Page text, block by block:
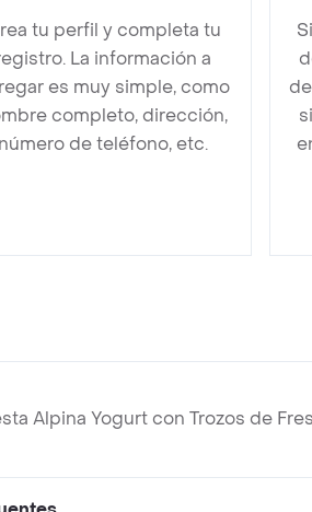
tu perfil y completa tu
La información a
es muy simple, como
completo, dirección,
número de teléfono, etc.
Alpina Yogurt con Trozos de